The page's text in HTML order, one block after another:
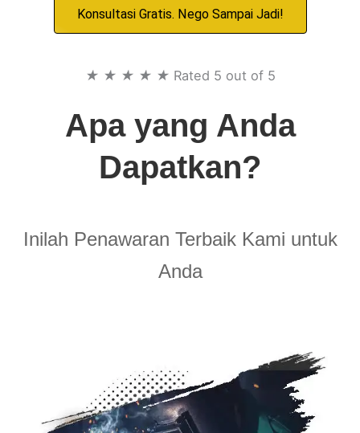
Konsultasi Gratis. Nego Sampai Jadi!
★ ★ ★ ★ ★ Rated 5 out of 5
Apa yang Anda
Dapatkan?
Inilah Penawaran Terbaik Kami untuk
Anda